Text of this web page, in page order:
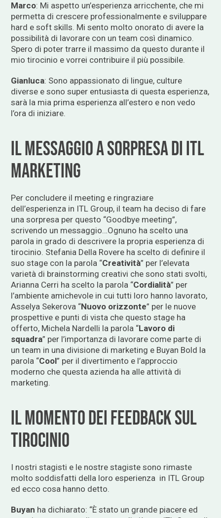
Marco: Mi aspetto un’esperienza arricchente, che mi
permetta di crescere professionalmente e sviluppare
hard e soft skills. Mi sento molto onorato di avere la
possibilità di lavorare con un team così dinamico.
Spero di poter trarre il massimo da questo durante il
mio tirocinio e vorrei contribuire il più possibile.
Gianluca: Sono appassionato di lingue, culture
diverse e sono super entusiasta di questa esperienza,
sarà la mia prima esperienza all’estero e non vedo
l’ora di iniziare.
IL MESSAGGIO A SORPRESA DI ITL
MARKETING
Per concludere il meeting e ringraziare
dell’esperienza in ITL Group, il team ha deciso di fare
una sorpresa per questo “Goodbye meeting”,
scrivendo un messaggio…Ognuno ha scelto una
parola in grado di descrivere la propria esperienza di
tirocinio. Stefania Della Rovere ha scelto di definire il
suo stage con la parola “Creatività” per l’elevata
varietà di brainstorming creativi che sono stati svolti,
Arianna Cerri ha scelto la parola “Cordialità” per
l’ambiente amichevole in cui tutti loro hanno lavorato,
Asselya Sekerova “Nuovo orizzonte” per le nuove
prospettive e punti di vista che questo stage ha
offerto, Michela Nardelli la parola “Lavoro di
squadra” per l’importanza di lavorare come parte di
un team in una divisione di marketing e Buyan Bold la
parola “Cool” per il divertimento e l’approccio
moderno che questa azienda ha alle attività di
marketing.
IL MOMENTO DEI FEEDBACK SUL
TIROCINIO
I nostri stagisti e le nostre stagiste sono rimaste
molto soddisfatti della loro esperienza in ITL Group
ed ecco cosa hanno detto.
Buyan ha dichiarato: “È stato un grande piacere ed